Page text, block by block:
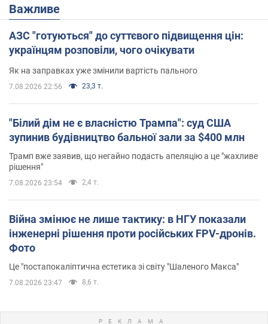
Важливе
АЗС "готуються" до суттєвого підвищення цін:
українцям розповіли, чого очікувати
Як на заправках уже змінили вартість пального
7.08.2026 22:56 23,3 т.
"Білий дім не є власністю Трампа": суд США
зупинив будівництво бальної зали за $400 млн
Трамп вже заявив, що негайно подасть апеляцію а це "жахливе
рішення"
7.08.2026 23:54 2,4 т.
Війна змінює не лише тактику: в НГУ показали
інженерні рішення проти російських FPV-дронів.
Фото
Це "постапокаліптична естетика зі світу "Шаленого Макса"
7.08.2026 23:47 8,6 т.